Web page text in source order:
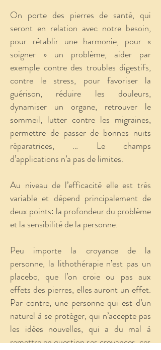
On porte des pierres de santé, qui
seront en relation avec notre besoin,
pour rétablir une harmonie, pour «
soigner » un problème, aider par
exemple contre des troubles digestifs,
contre le stress, pour favoriser la
guérison, réduire les douleurs,
dynamiser un organe, retrouver le
sommeil, lutter contre les migraines,
permettre de passer de bonnes nuits
réparatrices, … Le champs
d’applications n’a pas de limites.
Au niveau de l’efficacité elle est très
variable et dépend principalement de
deux points: la profondeur du problème
et la sensibilité de la personne.
Peu importe la croyance de la
personne, la lithothérapie n’est pas un
placebo, que l’on croie ou pas aux
effets des pierres, elles auront un effet.
Par contre, une personne qui est d’un
naturel à se protéger, qui n’accepte pas
les idées nouvelles, qui a du mal à
remettre en question ses croyances, ces